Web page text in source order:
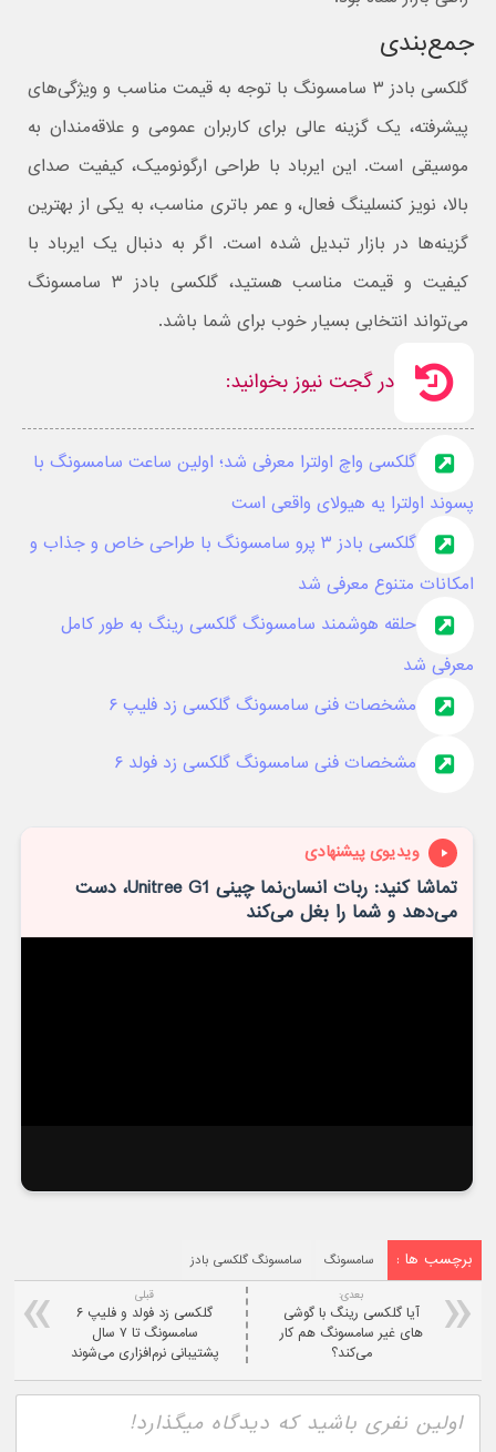
جمع‌بندی
گلکسی بادز ۳ سامسونگ با توجه به قیمت مناسب و ویژگی‌های
پیشرفته، یک گزینه عالی برای کاربران عمومی و علاقه‌مندان به
موسیقی است. این ایرباد با طراحی ارگونومیک، کیفیت صدای
بالا، نویز کنسلینگ فعال، و عمر باتری مناسب، به یکی از بهترین
گزینه‌ها در بازار تبدیل شده است. اگر به دنبال یک ایرباد با
کیفیت و قیمت مناسب هستید، گلکسی بادز ۳ سامسونگ
می‌تواند انتخابی بسیار خوب برای شما باشد.
در گجت نیوز بخوانید:
گلکسی واچ اولترا معرفی شد؛ اولین ساعت سامسونگ با
پسوند اولترا یه هیولای واقعی است
گلکسی بادز ۳ پرو سامسونگ با طراحی خاص و جذاب و
امکانات متنوع معرفی شد
حلقه هوشمند سامسونگ گلکسی رینگ به طور کامل
معرفی شد
مشخصات فنی سامسونگ گلکسی زد فلیپ ۶
مشخصات فنی سامسونگ گلکسی زد فولد ۶
ویدیوی پیشنهادی
تماشا کنید: ربات انسان‌نما چینی Unitree G1، دست
می‌دهد و شما را بغل می‌کند
برچسب ها : سامسونگ سامسونگ گلکسی بادز
قبلی
گلکسی زد فولد و فلیپ ۶
سامسونگ تا ۷ سال
پشتیبانی نرم‌افزاری می‌شوند
بعدی:
آیا گلکسی رینگ با گوشی
های غیر سامسونگ هم کار
می‌کند؟